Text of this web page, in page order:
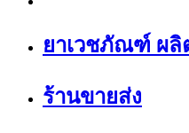
ยาเวชภัณฑ์ ผ
ร้านขายส่ง